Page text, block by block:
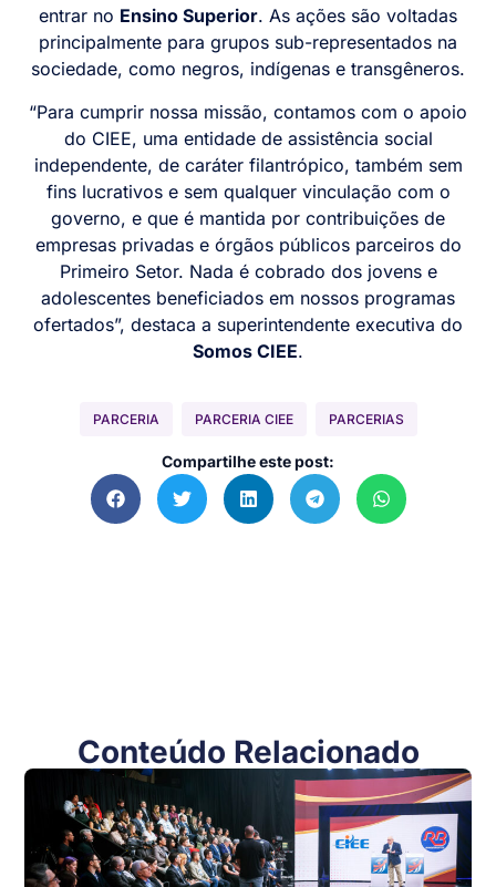
entrar no Ensino Superior. As ações são voltadas
principalmente para grupos sub-representados na
sociedade, como negros, indígenas e transgêneros.
“Para cumprir nossa missão, contamos com o apoio
do CIEE, uma entidade de assistência social
independente, de caráter filantrópico, também sem
fins lucrativos e sem qualquer vinculação com o
governo, e que é mantida por contribuições de
empresas privadas e órgãos públicos parceiros do
Primeiro Setor. Nada é cobrado dos jovens e
adolescentes beneficiados em nossos programas
ofertados”, destaca a superintendente executiva do
Somos CIEE.
PARCERIA PARCERIA CIEE PARCERIAS
Compartilhe este post:
Conteúdo Relacionado